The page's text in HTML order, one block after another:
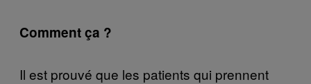
Comment ça ?
Il est prouvé que les patients qui prennent